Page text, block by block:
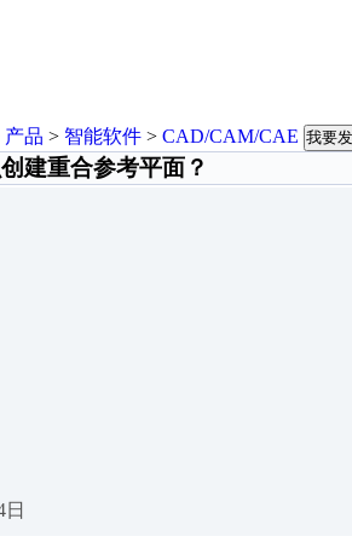
产品 > 智能软件 > CAD/CAM/CAE 我要
建重合参考平面？